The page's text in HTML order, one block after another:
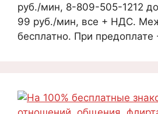
руб./мин, 8-809-505-1212
99 руб./мин, все + НДС.
бесплатно. При